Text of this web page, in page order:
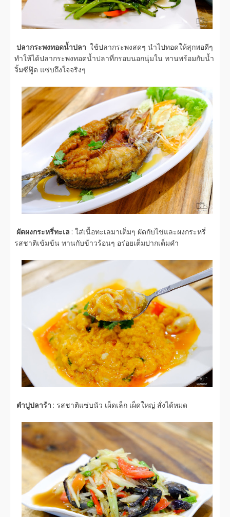
ปลากระพงทอดน้ำปลา ใช้ปลากระพงสดๆ นำไปทอดให้สุกพอดีๆ
ทำให้ได้ปลากระพงทอดน้ำปลาที่กรอบนอกนุ่มใน ทานพร้อมกับน้ำ
จิ้มซีฟู๊ด แซ่บถึงใจจริงๆ
ผัดผงกระหรี่ทะเล : ใส่เนื้อทะเลมาเต็มๆ ผัดกับไข่และผงกระหรี่
รสชาติเข้มข้น ทานกับข้าวร้อนๆ อร่อยเต็มปากเต็มคำ
ตำปูปลาร้า : รสชาติแซ่บนัว เผ็ดเล็ก เผ็ดใหญ่ สั่งได้หมด